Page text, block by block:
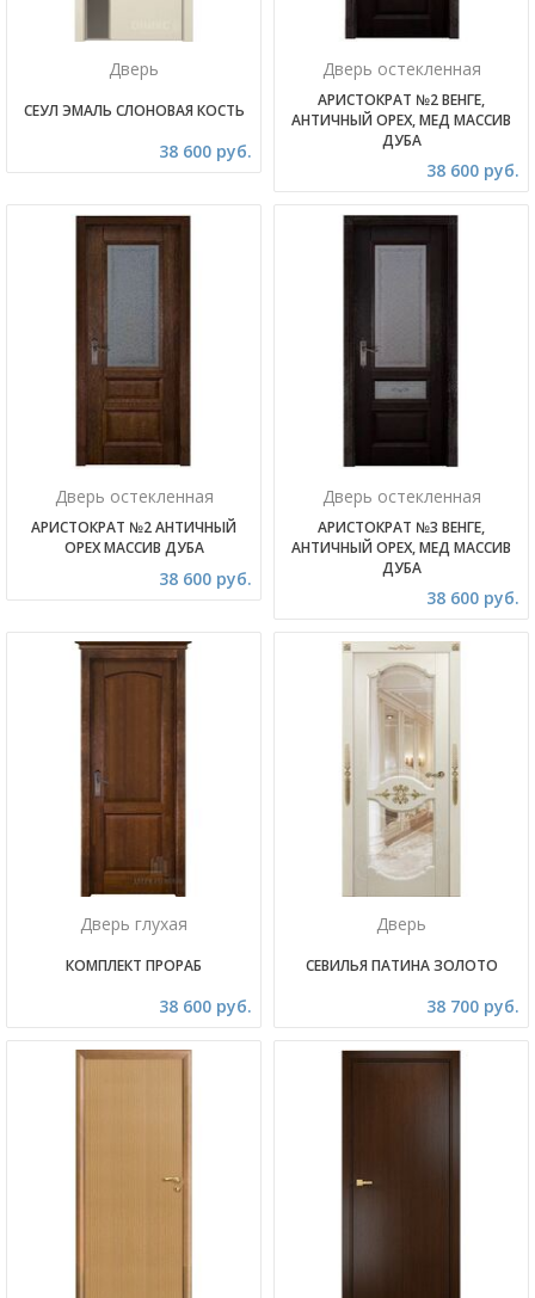
Дверь
СЕУЛ ЭМАЛЬ СЛОНОВАЯ КОСТЬ
38 600 руб.
Дверь остекленная
АРИСТОКРАТ №2 ВЕНГЕ,
АНТИЧНЫЙ ОРЕХ, МЕД МАССИВ
ДУБА
38 600 руб.
Дверь остекленная
АРИСТОКРАТ №2 АНТИЧНЫЙ
ОРЕХ МАССИВ ДУБА
38 600 руб.
Дверь остекленная
АРИСТОКРАТ №3 ВЕНГЕ,
АНТИЧНЫЙ ОРЕХ, МЕД МАССИВ
ДУБА
38 600 руб.
Дверь глухая
КОМПЛЕКТ ПРОРАБ
38 600 руб.
Дверь
СЕВИЛЬЯ ПАТИНА ЗОЛОТО
38 700 руб.